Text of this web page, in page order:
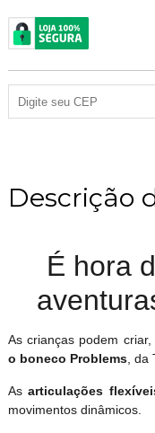
Descrição
É hora
As crianças podem
o boneco Problems, da
Asarticulações
movimentos dinâmicos.